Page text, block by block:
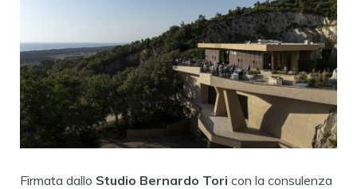
Firmata dallo Studio Bernardo Tori con la consulenza